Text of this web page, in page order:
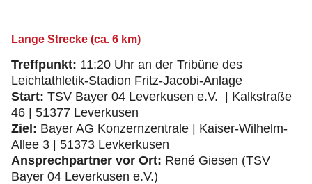
Lange Strecke (ca. 6 km)
Treffpunkt: 11:20 Uhr an der Tribüne des
Leichtathletik-Stadion Fritz-Jacobi-Anlage
Start: TSV Bayer 04 Leverkusen e.V. | Kalkstraße
46 | 51377 Leverkusen
Ziel: Bayer AG Konzernzentrale | Kaiser-Wilhelm-
Allee 3 | 51373 Levkerkusen
Ansprechpartner vor Ort: René Giesen (TSV
Bayer 04 Leverkusen e.V.)